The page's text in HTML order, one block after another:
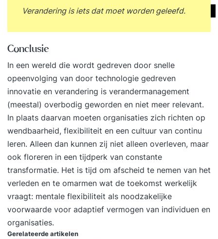
Verandering is iets dat moet worden geleefd.
Conclusie
In een wereld die wordt gedreven door snelle
opeenvolging van door technologie gedreven
innovatie en verandering is verandermanagement
(meestal) overbodig geworden en niet meer relevant.
In plaats daarvan moeten organisaties zich richten op
wendbaarheid, flexibiliteit en een cultuur van continu
leren. Alleen dan kunnen zij niet alleen overleven, maar
ook floreren in een tijdperk van constante
transformatie. Het is tijd om afscheid te nemen van het
verleden en te omarmen wat de toekomst werkelijk
vraagt: mentale flexibiliteit als noodzakelijke
voorwaarde voor adaptief vermogen van individuen en
organisaties.
Gerelateerde artikelen